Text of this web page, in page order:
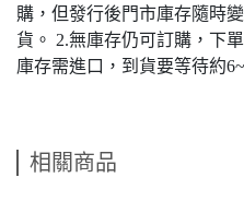
購，但發行後門市庫存隨時
貨。 2.無庫存仍可訂購，下
庫存需進口，到貨要等待約
相關商品